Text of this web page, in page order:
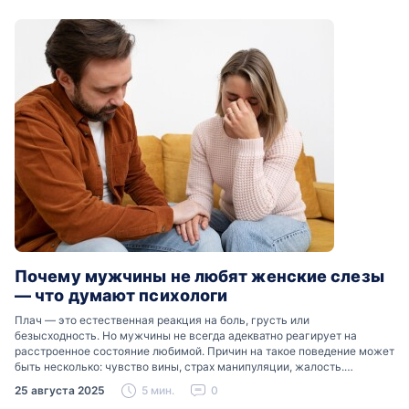
Почему мужчины не любят женские слезы
— что думают психологи
Плач — это естественная реакция на боль, грусть или
безысходность. Но мужчины не всегда адекватно реагирует на
расстроенное состояние любимой. Причин на такое поведение может
быть несколько: чувство вины, страх манипуляции, жалость.
Разобраться, почему мужчины боятся женских слез, помогут советы
психологов…
25 августа 2025 5 мин. 0